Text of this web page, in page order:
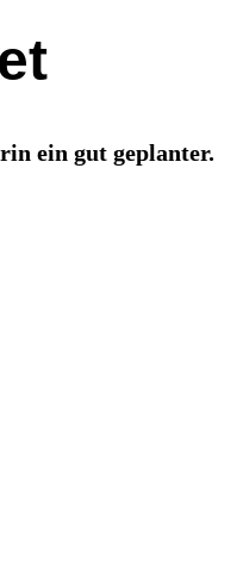
ein gut geplanter.